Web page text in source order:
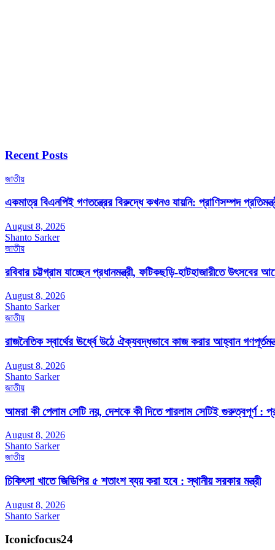
Recent Posts
জাতীয়
একমাত্র বিএনপিই গণতন্ত্রের বিরুদ্ধে কখনও যায়নি: প্রাণিসম্পদ
August 8, 2026
Shanto Sarker
জাতীয়
রবিবার চট্টগ্রাম যাচ্ছেন প্রধানমন্ত্রী, ফটিকছড়ি-হাটহাজারীতে উৎসবের
August 8, 2026
Shanto Sarker
জাতীয়
রাজনৈতিক স্বার্থের ঊর্ধ্বে উঠে ঐক্যবদ্ধভাবে কাজ করার আহ্বান
August 8, 2026
Shanto Sarker
জাতীয়
আমরা কী পেলাম সেটি নয়, দেশকে কী দিতে পারলাম সেটিই গুরুত্বপূর্ণ :
August 8, 2026
Shanto Sarker
জাতীয়
চিকিৎসা খাতে জিডিপির ৫ শতাংশ ব্যয় করা হবে : স্থানীয় সরকার মন্ত্রী
August 8, 2026
Shanto Sarker
Iconicfocus24